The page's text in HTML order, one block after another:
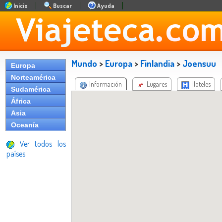
Inicio Buscar Ayuda
Europa
Norteamérica
Sudamérica
África
Asia
Oceanía
Ver todos los
países
Mundo > Europa > Finlandia > Joensuu
Información Lugares Hoteles